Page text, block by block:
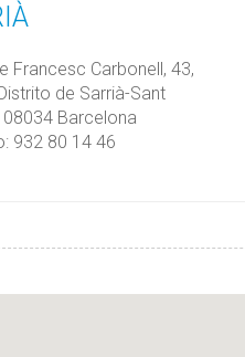
Francesc Carbonell, 43,
de Sarrià-Sant
08034 Barcelona
932 80 14 46